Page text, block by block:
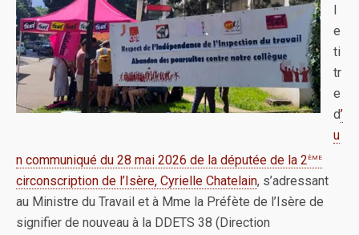
l
e
ti
tr
e
d’
u
n communiqué du 28 mai 2026 de la députée de la 2ème
circonscription de l’Isère, Cyrielle Chatelain, s’adressant
au Ministre du Travail et à Mme la Préfète de l’Isère de
signifier de nouveau à la DDETS 38 (Direction